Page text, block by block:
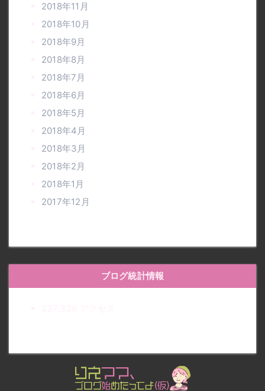
2018年11月
2018年10月
2018年9月
2018年8月
2018年7月
2018年6月
2018年5月
2018年4月
2018年3月
2018年2月
2018年1月
2017年12月
ブログ統計情報